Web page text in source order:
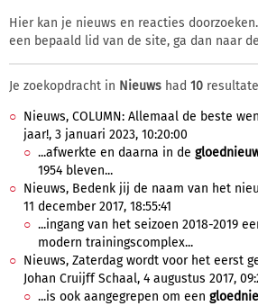
Hier kan je nieuws en reacties
een bepaald lid van de site, ga dan naar de
Je zoekopdracht in Nieuws had 10
Nieuws, COLUMN: Allemaal de beste
jaar!, 3 januari 2023, 10:20:00
...afwerkte en daarna in de
1954 bleven...
Nieuws, Bedenk jij de naam van het
11 december 2017, 18:55:41
...ingang van het seizoen 2018-2019
modern trainingscomplex...
Nieuws, Zaterdag wordt voor het eerst
Johan Cruijff Schaal, 4 augustus 2017,
...is ook aangegrepen om een